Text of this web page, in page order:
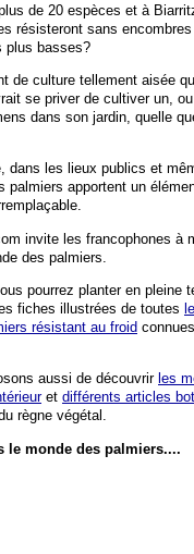
de 20 espèces et à
résisteront sans
plus basses?
de culture tellement aisée
se priver de cultiver un,
dans son jardin, quelle
dans les lieux publics et
palmiers apportent un
invite les francophones à
des palmiers.
pourrez planter en pleine
fiches illustrées de toutes
résistant au froid
aussi de découvrir les
et différents articles
règne végétal.
le monde des palmiers....